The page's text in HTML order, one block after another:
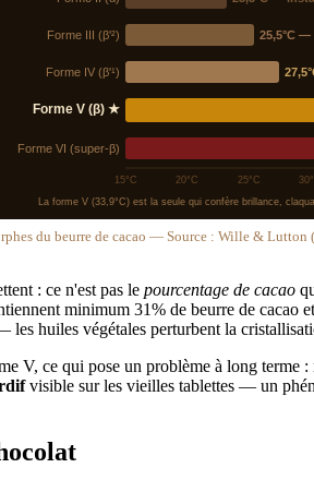
Forme III (β'²) 25,5°C
Forme IV (β'¹)
Forme V (β) ★
Forme VI (super-β)
15°C 20°C 25°C
La forme V (33,9°C) est la seule qui confère brillance,
du beurre de cacao — Source : Wille &
: ce n'est pas le pourcentage de cacao
minimum 31% de beurre de cacao
les huiles végétales perturbent la
V, ce qui pose un problème à long
visible sur les vieilles tablettes — un